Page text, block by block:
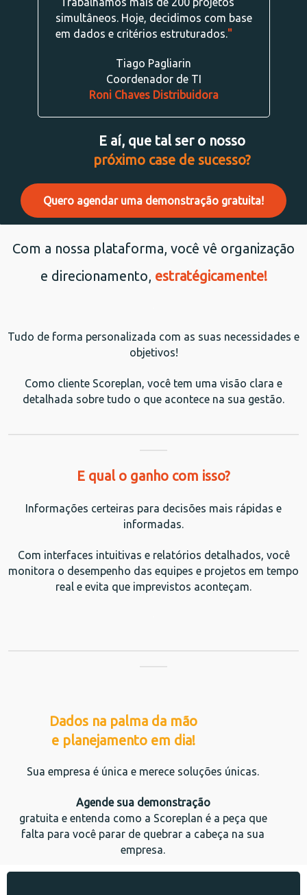
simultâneos. Hoje, decidimos com base
em dados e critérios estruturados."
Tiago Pagliarin
Coordenador de TI
Roni Chaves Distribuidora
E aí, que tal ser o nosso
próximo case de sucesso?
Quero agendar uma demonstração gratuita!
Com a nossa plataforma, você vê organização
e direcionamento, estratégicamente!
Tudo de forma personalizada com as suas necessidades e
objetivos!
Como cliente Scoreplan, você tem uma visão clara e
detalhada sobre tudo o que acontece na sua gestão.
E qual o ganho com isso?
Informações certeiras para decisões mais rápidas e
informadas.
Com interfaces intuitivas e relatórios detalhados, você
monitora o desempenho das equipes e projetos em tempo
real e evita que imprevistos aconteçam.
Dados na palma da mão
e planejamento em dia!
Sua empresa é única e merece soluções únicas.
Agende sua demonstração
gratuita e entenda como a Scoreplan é a peça que
falta para você parar de quebrar a cabeça na sua
empresa.